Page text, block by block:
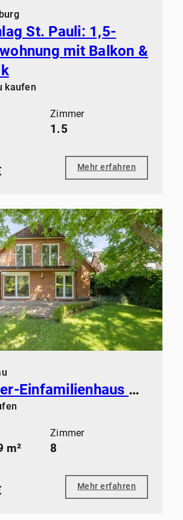
St. Pauli: 1,5-
mit Balkon &
kaufen
Zimmer
1.5
Mehr erfahren
8-Zimmer-Einfamilienhaus mit flexibler Raumnutzung
m²
Zimmer
8
Mehr erfahren